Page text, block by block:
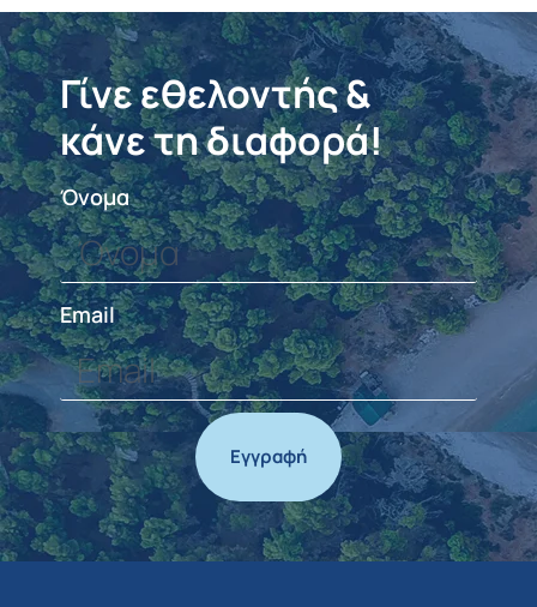
Γίνε εθελοντής &
κάνε τη διαφορά!
Όνομα
Email
Εγγραφή